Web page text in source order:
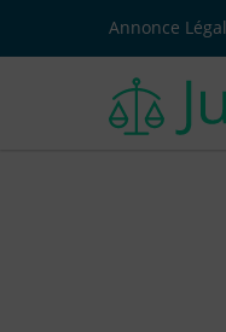
Annonce